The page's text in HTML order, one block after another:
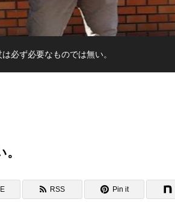
必ず必要なものでは無い。
RSS Pin it